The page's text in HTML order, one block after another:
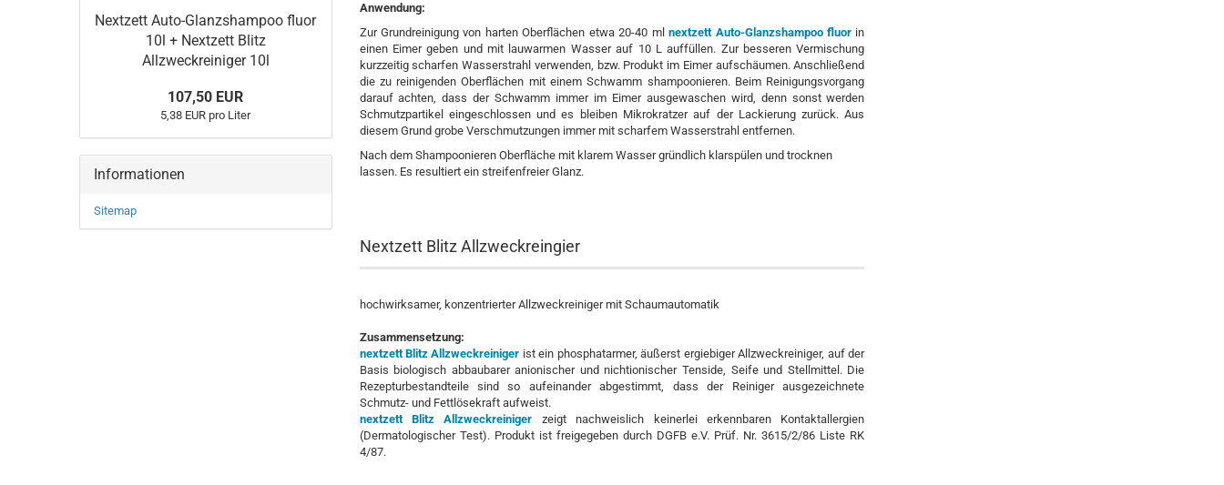
Anwendung:
Zur Grundreinigung von harten Oberflächen etwa 20-40 mlnextzett Auto-Glanzshampoo fluor in
einen Eimer geben und mit lauwarmen Wasser auf 10 L auffüllen. Zur besseren Vermischung
kurzzeitig scharfen Wasserstrahl verwenden, bzw. Produkt im Eimer aufschäumen. Anschließend
die zu reinigenden Oberflächen mit einem Schwamm shampoonieren. Beim Reinigungsvorgang
darauf achten, dass der Schwamm immer im Eimer ausgewaschen wird, denn sonst werden
Schmutzpartikel eingeschlossen und es bleiben Mikrokratzer auf der Lackierung zurück. Aus
diesem Grund grobe Verschmutzungen immer mit scharfem Wasserstrahl entfernen.
Nach dem Shampoonieren Oberfläche mit klarem Wasser gründlich klarspülen und trocknen
lassen. Es resultiert ein streifenfreier Glanz.
Nextzett Blitz Allzweckreingier
hochwirksamer, konzentrierter Allzweckreiniger mit Schaumautomatik
Zusammensetzung:
nextzett Blitz Allzweckreiniger ist ein phosphatarmer, äußerst ergiebiger Allzweckreiniger, auf der
Basis biologisch abbaubarer anionischer und nichtionischer Tenside, Seife und Stellmittel. Die
Rezepturbestandteile sind so aufeinander abgestimmt, dass der Reiniger ausgezeichnete
Schmutz- und Fettlösekraft aufweist.
nextzett Blitz Allzweckreiniger zeigt nachweislich keinerlei erkennbaren Kontaktallergien
(Dermatologischer Test). Produkt ist freigegeben durch DGFB e.V. Prüf. Nr. 3615/2/86 Liste RK
4/87.
Nextzett Auto-Glanzshampoo fluor
10l + Nextzett Blitz
Allzweckreiniger 10l
107,50 EUR
5,38 EUR pro Liter
Informationen
Sitemap